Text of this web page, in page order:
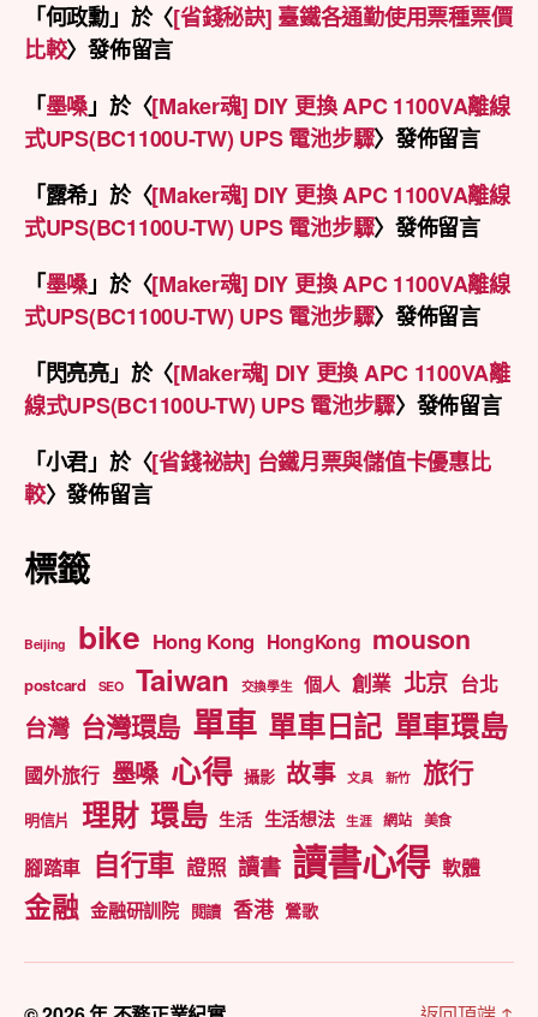
「何政勳」於〈[省錢秘訣] 臺鐵各通勤使用票種票價
比較〉發佈留言
「墨嗓」於〈[Maker魂] DIY 更換 APC 1100VA離線
式UPS(BC1100U-TW) UPS 電池步驟〉發佈留言
「露希」於〈[Maker魂] DIY 更換 APC 1100VA離線
式UPS(BC1100U-TW) UPS 電池步驟〉發佈留言
「墨嗓」於〈[Maker魂] DIY 更換 APC 1100VA離線
式UPS(BC1100U-TW) UPS 電池步驟〉發佈留言
「閃亮亮」於〈[Maker魂] DIY 更換 APC 1100VA離
線式UPS(BC1100U-TW) UPS 電池步驟〉發佈留言
「小君」於〈[省錢祕訣] 台鐵月票與儲值卡優惠比
較〉發佈留言
標籤
Beijing bike Hong Kong HongKong mouson
postcard SEO Taiwan 交換學生 個人 創業 北京 台北
台灣 台灣環島 單車 單車日記 單車環島
國外旅行 墨嗓 心得 攝影 故事 文具 新竹 旅行
明信片 理財 環島 生活 生活想法 生涯 網站 美食
腳踏車 自行車 證照 讀書 讀書心得 軟體
金融 金融研訓院 閱讀 香港 鶯歌